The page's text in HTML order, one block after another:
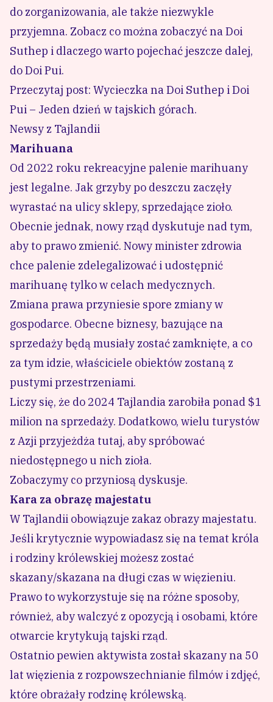
do zorganizowania, ale także niezwykle
przyjemna. Zobacz co można zobaczyć na Doi
Suthep i dlaczego warto pojechać jeszcze dalej,
do Doi Pui.
Przeczytaj post: Wycieczka na Doi Suthep i Doi
Pui – Jeden dzień w tajskich górach.
Newsy z Tajlandii
Marihuana
Od 2022 roku rekreacyjne palenie marihuany
jest legalne. Jak grzyby po deszczu zaczęły
wyrastać na ulicy sklepy, sprzedające zioło.
Obecnie jednak, nowy rząd dyskutuje nad tym,
aby to prawo zmienić. Nowy minister zdrowia
chce palenie zdelegalizować i udostępnić
marihuanę tylko w celach medycznych.
Zmiana prawa przyniesie spore zmiany w
gospodarce. Obecne biznesy, bazujące na
sprzedaży będą musiały zostać zamknięte, a co
za tym idzie, właściciele obiektów zostaną z
pustymi przestrzeniami.
Liczy się, że do 2024 Tajlandia zarobiła ponad $1
milion na sprzedaży. Dodatkowo, wielu turystów
z Azji przyjeżdża tutaj, aby spróbować
niedostępnego u nich zioła.
Zobaczymy co przyniosą dyskusje.
Kara za obrazę majestatu
W Tajlandii obowiązuje zakaz obrazy majestatu.
Jeśli krytycznie wypowiadasz się na temat króla
i rodziny królewskiej możesz zostać
skazany/skazana na długi czas w więzieniu.
Prawo to wykorzystuje się na różne sposoby,
również, aby walczyć z opozycją i osobami, które
otwarcie krytykują tajski rząd.
Ostatnio pewien aktywista został skazany na 50
lat więzienia z rozpowszechnianie filmów i zdjęć,
które obrażały rodzinę królewską.